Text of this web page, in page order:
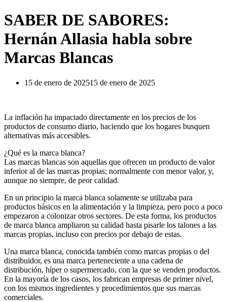
SABER DE SABORES:
Hernán Allasia habla sobre
Marcas Blancas
15 de enero de 202515 de enero de 2025
La inflación ha impactado directamente en los precios de los
productos de consumo diario, haciendo que los hogares busquen
alternativas más accesibles.
¿Qué es la marca blanca?
Las marcas blancas son aquellas que ofrecen un producto de valor
inferior al de las marcas propias; normalmente con menor valor, y,
aunque no siempre, de peor calidad.
En un principio la marca blanca solamente se utilizaba para
productos básicos en la alimentación y la limpieza, pero poco a poco
empezaron a colonizar otros sectores. De esta forma, los productos
de marca blanca ampliaron su calidad hasta pisarle los talones a las
marcas propias, incluso con precios por debajo de estas.
Una marca blanca, conocida también como marcas propias o del
distribuidor, es una marca perteneciente a una cadena de
distribución, híper o supermercado, con la que se venden productos.
En la mayoría de los casos, los fabrican empresas de primer nivel,
con los mismos ingredientes y procedimientos que sus marcas
comerciales.